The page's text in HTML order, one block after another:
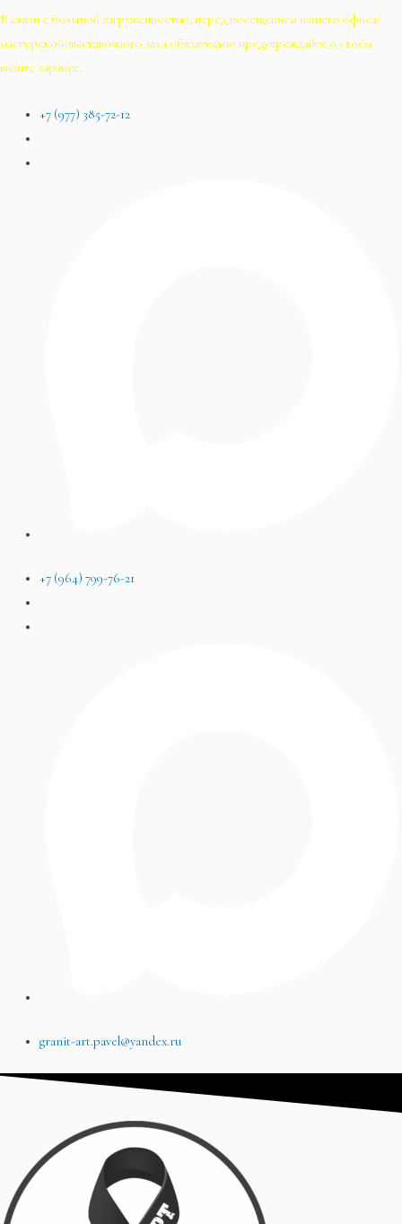
В связи с большой загруженностью, перед посещением нашего офиса/
мастерской/выставочного зала обязательно предупреждайте о своём
визите заранее.
+7 (977) 385-72-12
+7 (964) 799-76-21
granit-art.pavel@yandex.ru